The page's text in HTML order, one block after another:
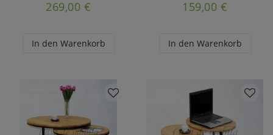
269,00 €
In den Warenkorb
159,00 €
In den Warenkorb